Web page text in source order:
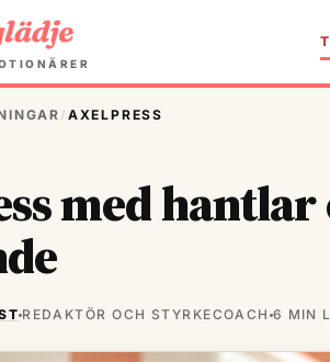
/ AXELPRESS
med
REDAKTÖR OCH STYRKECOACH 6 MIN